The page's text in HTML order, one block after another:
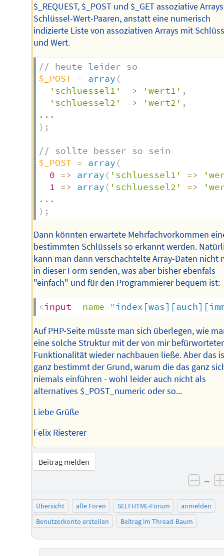
$_REQUEST, $_POST und $_GET assoziative
Schlüssel-Wert-Paaren, anstatt eine numerisch
indizierte Liste von assoziativen Arrays mit
und Wert.
// heute leider so
$_POST = array (
'schluessel1'
=> 'wert1' ,
'schluessel2'
=> 'wert2' ,
...
) ;
// sollte besser so sein
$_POST = array (
0 => array ( 'schluessel1' =>
1 => array ( 'schluessel2' =>
...
) ;
Dann könnten erwartete Mehrfachvorkommen
bestimmten Schlüssels so erkannt werden.
kann man dann verschachtelte Array-Daten nicht
in dieser Form senden, was aber bisher ebenfals
"einfach" und für den Programmierer bequem ist:
<input name="
Auf PHP-Seite müsste man sich überlegen, wie
eine solche Struktur mit der von mir
Funktionalität wieder nachbauen ließe. Aber das
ganz bestimmt der Grund, warum die das ganz
niemals einführen - wohl leider auch nicht als
alternatives $_POST_numeric oder so...
Liebe Grüße
Felix Riesterer
Beitrag melden
–
Übersicht alle Foren SELFHTML-Forum
anmelden
Benutzerkonto erstellen
Beitrag im Thread-Baum